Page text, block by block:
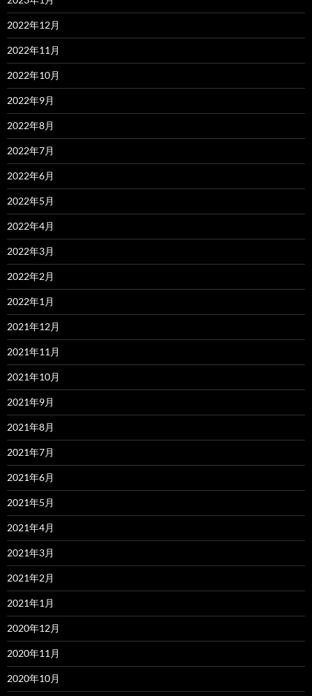
2022年12月
2022年11月
2022年10月
2022年9月
2022年8月
2022年7月
2022年6月
2022年5月
2022年4月
2022年3月
2022年2月
2022年1月
2021年12月
2021年11月
2021年10月
2021年9月
2021年8月
2021年7月
2021年6月
2021年5月
2021年4月
2021年3月
2021年2月
2021年1月
2020年12月
2020年11月
2020年10月